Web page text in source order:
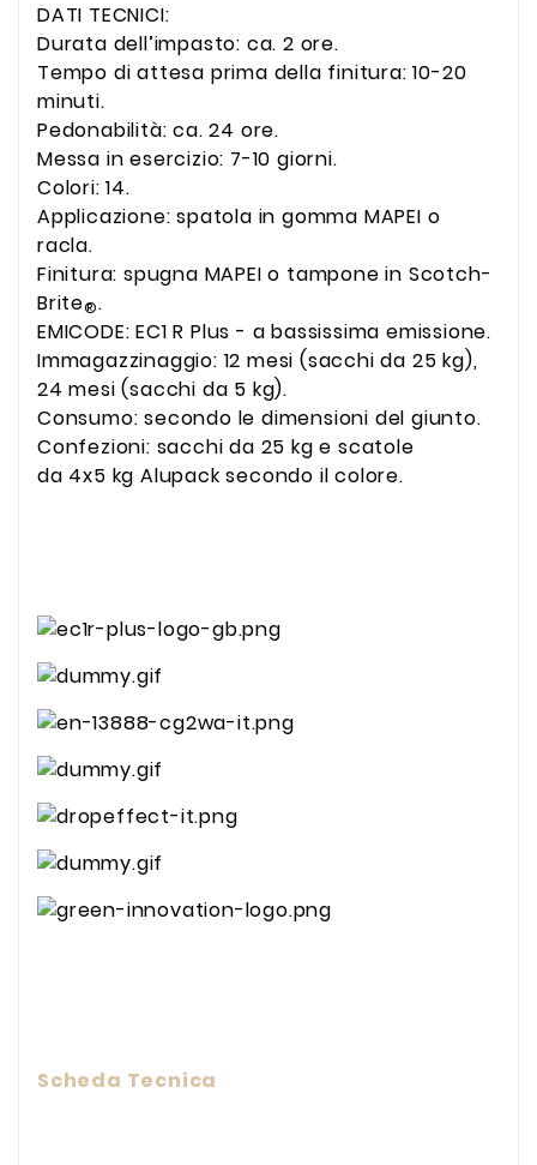
DATI TECNICI:
Durata dell’impasto: ca. 2 ore.
Tempo di attesa prima della finitura: 10-20
minuti.
Pedonabilità: ca. 24 ore.
Messa in esercizio: 7-10 giorni.
Colori: 14.
Applicazione: spatola in gomma MAPEI o
racla.
Finitura: spugna MAPEI o tampone in Scotch-
Brite®.
EMICODE: EC1 R Plus - a bassissima emissione.
Immagazzinaggio: 12 mesi (sacchi da 25 kg),
24 mesi (sacchi da 5 kg).
Consumo: secondo le dimensioni del giunto.
Confezioni: sacchi da 25 kg e scatole
da 4x5 kg Alupack secondo il colore.
Scheda Tecnica